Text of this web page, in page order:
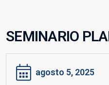
SEMINARIO
agosto 5, 2025